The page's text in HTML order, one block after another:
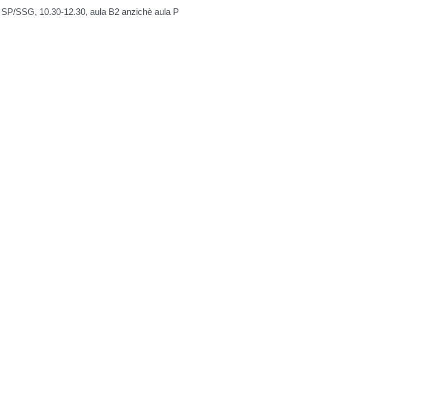
SSG, 10.30-12.30, aula B2 anzichè aula P